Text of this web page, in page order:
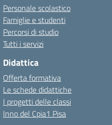
Personale scolastico
Famiglie e studenti
Percorsi di studio
Tutti i servizi
Didattica
Offerta formativa
Le schede didattiche
I progetti delle classi
Inno del Cpia1 Pisa